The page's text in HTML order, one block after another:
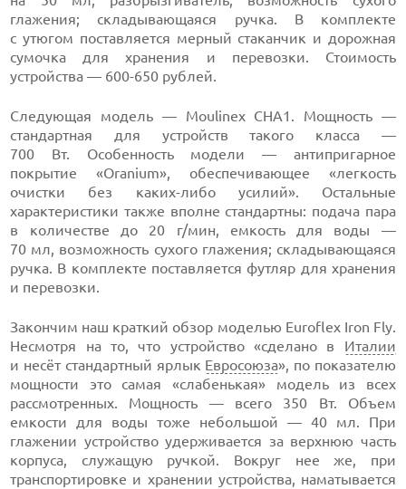
глажения; складывающаяся ручка. В комплекте
с утюгом поставляется мерный стаканчик и дорожная
сумочка для хранения и перевозки. Стоимость
устройства — 600-650 рублей.
Следующая модель — Moulinex CHA1. Мощность —
стандартная для устройств такого класса —
700 Вт. Особенность модели — антипригарное
покрытие «Oranium», обеспечивающее «легкость
очистки без каких-либо усилий». Остальные
характеристики также вполне стандартны: подача пара
в количестве до 20 г/мин, емкость для воды —
70 мл, возможность сухого глажения; складывающаяся
ручка. В комплекте поставляется футляр для хранения
и перевозки.
Закончим наш краткий обзор моделью Euroflex Iron Fly.
Несмотря на то, что устройство «сделано в Италии
и несёт стандартный ярлык Евросоюза», по показателю
мощности это самая «слабенькая» модель из всех
рассмотренных. Мощность — всего 350 Вт. Объем
емкости для воды тоже небольшой — 40 мл. При
глажении устройство удерживается за верхнюю часть
корпуса, служащую ручкой. Вокруг нее же, при
транспортировке и хранении устройства, наматывается